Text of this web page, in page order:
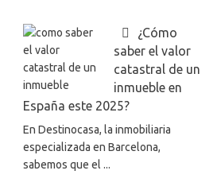
¿Cómo
saber el valor
catastral de un
inmueble en
España este 2025?
En Destinocasa, la inmobiliaria
especializada en Barcelona,
sabemos que el ...